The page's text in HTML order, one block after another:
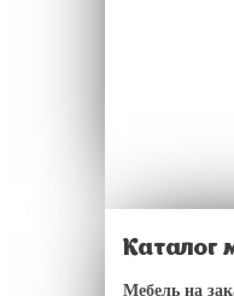
Каталог
Мебель на